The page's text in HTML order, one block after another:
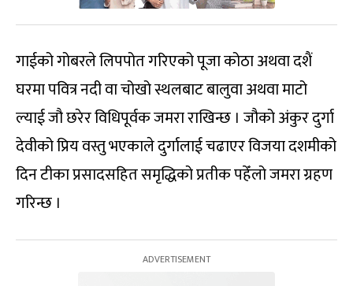
गाईको गोबरले लिपपोत गरिएको पूजा कोठा अथवा दशैं
घरमा पवित्र नदी वा चोखो स्थलबाट बालुवा अथवा माटो
ल्याई जौ छरेर विधिपूर्वक जमरा राखिन्छ । जौको अंकुर दुर्गा
देवीको प्रिय वस्तु भएकाले दुर्गालाई चढाएर विजया दशमीको
दिन टीका प्रसादसहित समृद्धिको प्रतीक पहेँलो जमरा ग्रहण
गरिन्छ ।